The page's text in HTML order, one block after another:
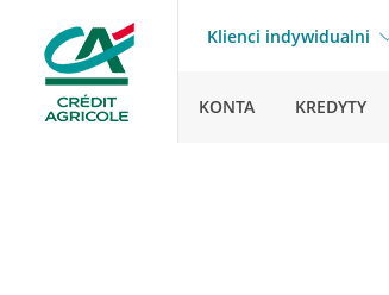
Klienci indywidualni
KONTA KREDYTY